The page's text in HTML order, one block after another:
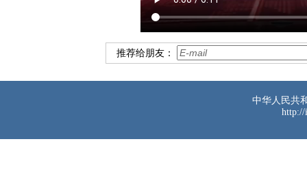
推荐给朋友：
中华人民共
http://